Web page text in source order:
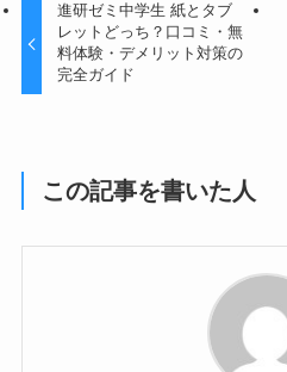
進研ゼミ中学生 紙とタブ
レットどっち？口コミ・無
料体験・デメリット対策の
完全ガイド
この記事を書いた人